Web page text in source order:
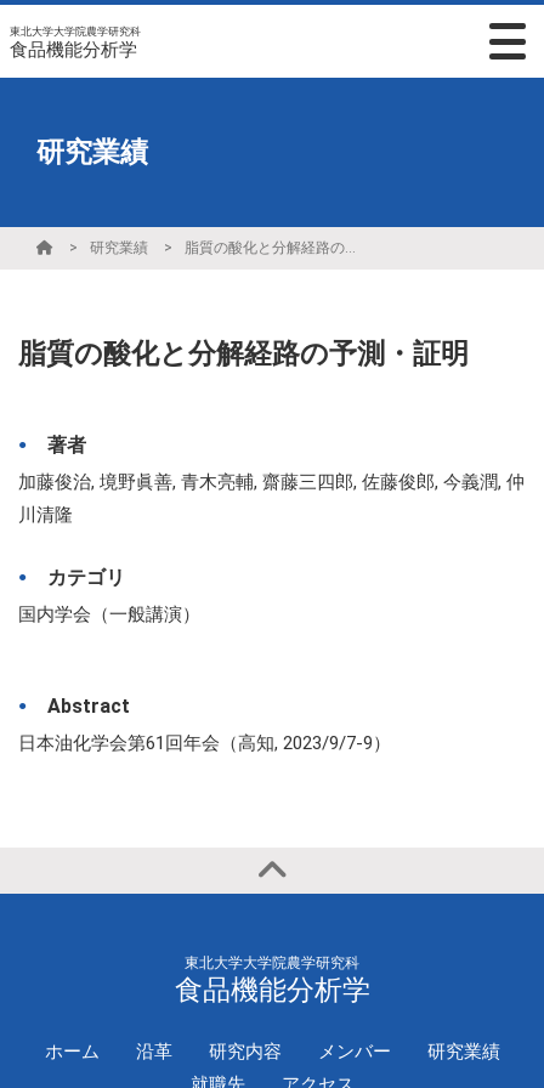
東北大学大学院農学研究科
食品機能分析学
研究業績
研究業績 脂質の酸化と分解経路の予測・証明
脂質の酸化と分解経路の予測・証明
著者
加藤俊治, 境野眞善, 青木亮輔, 齋藤三四郎, 佐藤俊郎, 今義潤, 仲
川清隆
カテゴリ
国内学会（一般講演）
Abstract
日本油化学会第61回年会（高知, 2023/9/7-9）
東北大学大学院農学研究科
食品機能分析学
ホーム 沿革 研究内容 メンバー
研究業績